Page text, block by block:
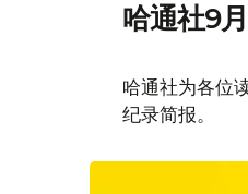
哈通社9
哈通社为各位
纪录简报。